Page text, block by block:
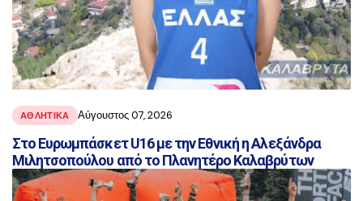
ΑΘΛΗΤΙΚΑ Αύγουστος 07, 2026
Στο Ευρωμπάσκετ U16 με την Εθνική η Αλεξάνδρα
Μιλητσοπούλου από το Πλανητέρο Καλαβρύτων